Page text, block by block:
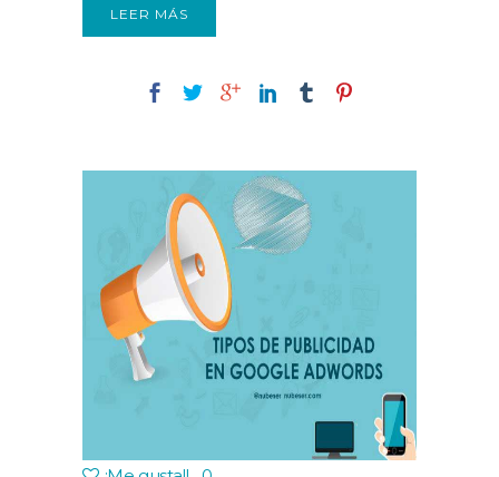
LEER MÁS